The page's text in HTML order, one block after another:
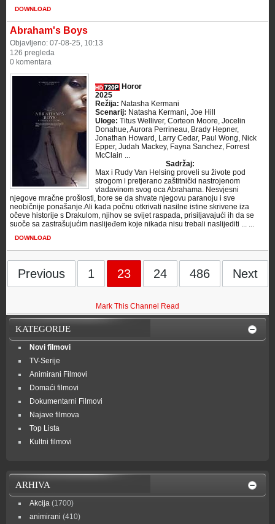
DOWNLOAD
Abraham's Boys
Objavljeno: 07-08-25, 10:13
126 pregleda
0 komentara
Horor
2025
Režija: Natasha Kermani
Scenarij: Natasha Kermani, Joe Hill
Uloge: Titus Welliver, Corteon Moore, Jocelin
Donahue, Aurora Perrineau, Brady Hepner,
Jonathan Howard, Larry Cedar, Paul Wong, Nick
Epper, Judah Mackey, Fayna Sanchez, Forrest
McClain ...
Sadržaj:
Max i Rudy Van Helsing proveli su živote pod
strogom i pretjerano zaštitnički nastrojenom
vladavinom svog oca Abrahama. Nesvjesni
njegove mračne prošlosti, bore se da shvate njegovu paranoju i sve
neobičnije ponašanje.Ali kada počnu otkrivati nasilne istine skrivene iza
očeve historije s Drakulom, njihov se svijet raspada, prisiljavajući ih da se
suoče sa zastrašujućim naslijeđem koje nikada nisu trebali naslijediti ... ...
DOWNLOAD
Previous 1 23 24 486 Next
Mark This Channel Read
KATEGORIJE
Novi filmovi
TV-Serije
Animirani Filmovi
Domaći filmovi
Dokumentarni Filmovi
Najave filmova
Top Lista
Kultni filmovi
ARHIVA
Akcija (1700)
animirani (410)